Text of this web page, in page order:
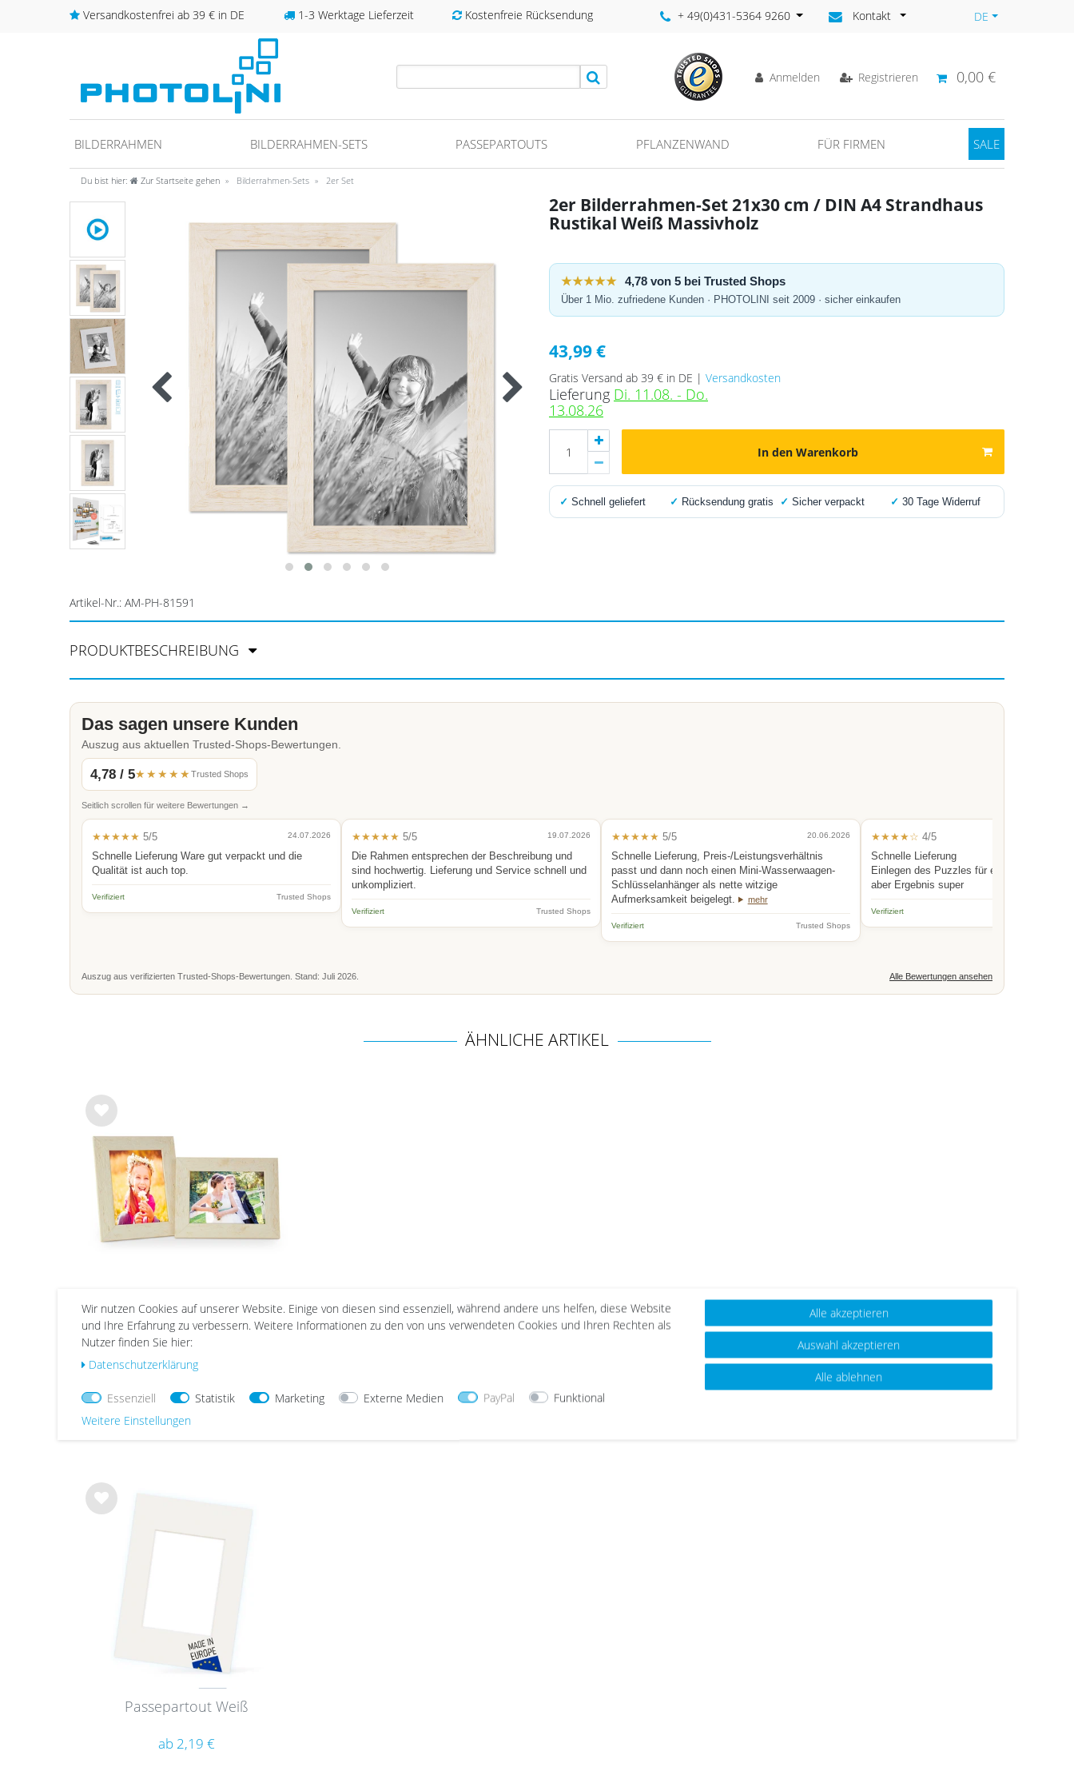
Versandkostenfrei ab 39 € in DE 1-3 Werktage Lieferzeit Kostenfreie Rücksendung + 49(0)431-5364 9260 Kontakt DE
Anmelden Registrieren 0,00 €
BILDERRAHMEN BILDERRAHMEN-SETS PASSEPARTOUTS PFLANZENWAND FÜR FIRMEN SALE
Du bist hier: Zur Startseite gehen Bilderrahmen-Sets 2er Set
datenschutz
2er Bilderrahmen-Set 21x30 cm / DIN A4 Strandhaus
Rustikal Weiß Massivholz
★★★★★ 4,78 von 5 bei Trusted Shops
Über 1 Mio. zufriedene Kunden · PHOTOLINI seit 2009 · sicher einkaufen
43,99 €
Gratis Versand ab 39 € in DE | Versandkosten
Lieferung Di. 11.08. - Do.
13.08.26
In den Warenkorb
✓ Schnell geliefert ✓ Rücksendung gratis ✓ Sicher verpackt ✓ 30 Tage Widerruf
Artikel-Nr.: AM-PH-81591
PRODUKTBESCHREIBUNG
Das sagen unsere Kunden
Auszug aus aktuellen Trusted-Shops-Bewertungen.
4,78 / 5★★★★★ Trusted Shops
Seitlich scrollen für weitere Bewertungen →
★★★★★ 5/5 24.07.2026
Schnelle Lieferung Ware gut verpackt und die
Qualität ist auch top.
Verifiziert Trusted Shops
★★★★★ 5/5 19.07.2026
Die Rahmen entsprechen der Beschreibung und
sind hochwertig. Lieferung und Service schnell und
unkompliziert.
Verifiziert Trusted Shops
★★★★★ 5/5 20.06.2026
Schnelle Lieferung, Preis-/Leistungsverhältnis
passt und dann noch einen Mini-Wasserwaagen-
Schlüsselanhänger als nette witzige
Aufmerksamkeit beigelegt.
mehr
Verifiziert Trusted Shops
★★★★☆ 4/5
Schnelle Lieferung
Einlegen des Puzzles für eine Person
aber Ergebnis super
Verifiziert
Auszug aus verifizierten Trusted-Shops-Bewertungen. Stand: Juli 2026. Alle Bewertungen ansehen
ÄHNLICHE ARTIKEL
Wu
nsc
hlist
2er Bilderrahmen-Set 18x24
cm Strandhaus Rustikal Weiß
Massivholz
37,99 €
Wu
Passepartout Weiß
ab 2,19 €
Wir nutzen Cookies auf unserer Website. Einige von diesen sind essenziell, während andere uns helfen, diese Website
und Ihre Erfahrung zu verbessern. Weitere Informationen zu den von uns verwendeten Cookies und Ihren Rechten als
Nutzer finden Sie hier:
Daten­schutz­erklärung
Essenziell Statistik Marketing Externe Medien PayPal
Funktional
Weitere Einstellungen
Alle akzeptieren
Auswahl akzeptieren
Alle ablehnen